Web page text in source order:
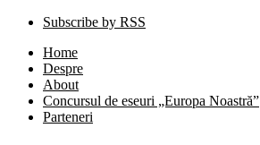
Subscribe by RSS
Home
Despre
About
Concursul de eseuri „Europa Noastră”
Parteneri